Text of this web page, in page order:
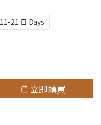
11-21 日 Days
立即購買